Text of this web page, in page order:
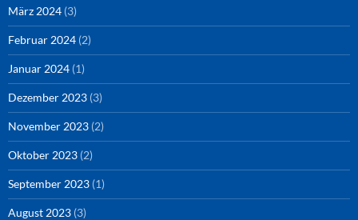
März 2024 (3)
Februar 2024 (2)
Januar 2024 (1)
Dezember 2023 (3)
November 2023 (2)
Oktober 2023 (2)
September 2023 (1)
August 2023 (3)